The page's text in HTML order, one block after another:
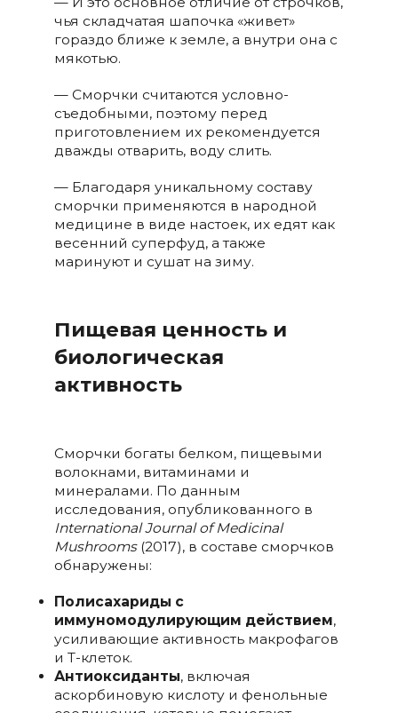
чья складчатая шапочка «живет»
гораздо ближе к земле, а внутри она с
мякотью.
— Сморчки считаются условно-
съедобными, поэтому перед
приготовлением их рекомендуется
дважды отварить, воду слить.
— Благодаря уникальному составу
сморчки применяются в народной
медицине в виде настоек, их едят как
весенний суперфуд, а также
маринуют и сушат на зиму.
Пищевая ценность и
биологическая
активность
Сморчки богаты белком, пищевыми
волокнами, витаминами и
минералами. По данным
исследования, опубликованного в
International Journal of Medicinal
Mushrooms(2017), в составе сморчков
обнаружены:
Полисахариды с
иммуномодулирующим действием,
усиливающие активность макрофагов
и Т-клеток.
Антиоксиданты, включая
аскорбиновую кислоту и фенольные